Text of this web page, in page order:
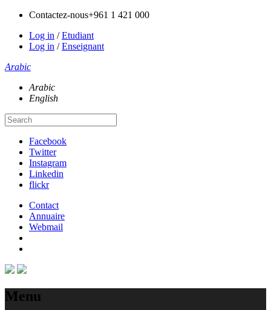
Contactez-nous+961 1 421 000
Log in /Etudiant
Log in /Enseignant
Arabic
Arabic
English
Facebook
Twitter
Instagram
Linkedin
flickr
Contact
Annuaire
Webmail
Menu